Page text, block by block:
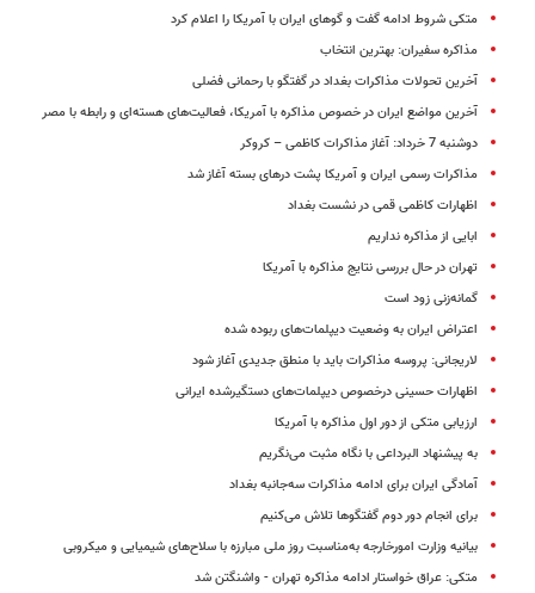
متکی شروط ادامه گفت و گوهای ایران با آمریکا را اعلام کرد
مذاکره سفیران: بهترین انتخاب
آخرین تحولات مذاکرات بغداد در گفتگو با رحمانی فضلی
آخرین مواضع ایران در خصوص مذاکره با آمریکا، فعالیت‌های هسته‌ای و رابطه با مصر
دوشنبه 7 خرداد: آغاز مذاکرات کاظمی – کروکر
مذاکرات رسمی ایران و آمریکا پشت درهای بسته آغاز شد
اظهارات کاظمی قمی در نشست بغداد
ابایی از مذاکره نداریم
تهران در حال بررسی نتایج مذاکره با آمریکا
گمانه‌زنی زود است
اعتراض ایران به وضعیت دیپلمات‌های ربوده شده
لاریجانی: پروسه مذاکرات باید با منطق جدیدی آغاز شود
اظهارات حسینی درخصوص دیپلمات‌های دستگیرشده ایرانی
ارزیابی متکی از دور اول مذاکره با‌ آمریکا
به پیشنهاد البرداعی با نگاه مثبت می‌نگریم
آمادگی ایران برای ادامه مذاکرات سه‌جانبه بغداد
برای انجام دور دوم گفتگوها تلاش می‌کنیم
بیانیه وزارت امورخارجه به‌مناسبت روز ملی مبارزه با سلاح‌های شیمیایی و میکروبی
متکی: عراق خواستار ادامه مذاکره تهران - واشنگتن شد